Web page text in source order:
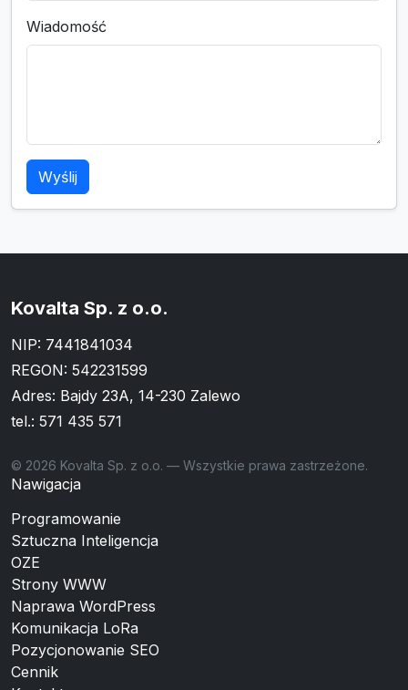
Wiadomość
Wyślij
Kovalta Sp. z o.o.
NIP: 7441841034
REGON: 542231599
Adres: Bajdy 23A, 14-230 Zalewo
tel.: 571 435 571
© 2026 Kovalta Sp. z o.o. — Wszystkie prawa zastrzeżone.
Nawigacja
Programowanie
Sztuczna Inteligencja
OZE
Strony WWW
Naprawa WordPress
Komunikacja LoRa
Pozycjonowanie SEO
Cennik